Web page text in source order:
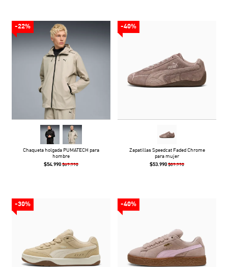
-22%
Chaqueta holgada PUMATECH para
hombre
$54.990 $69.990
-40%
Zapatillas Speedcat Faded Chrome
para mujer
$53.990 $89.990
-30% -40%